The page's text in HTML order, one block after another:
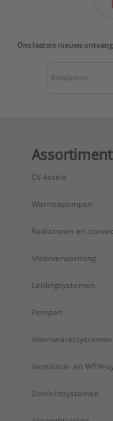
Ons laatste nieuws
Assortiment
CV-ketels
Warmtepompen
Radiatoren en
Vloerverwarming
Leidingsystemen
Pompen
Warmwatersystemen
Ventilatie- en WTW-
Zonlichtsystemen